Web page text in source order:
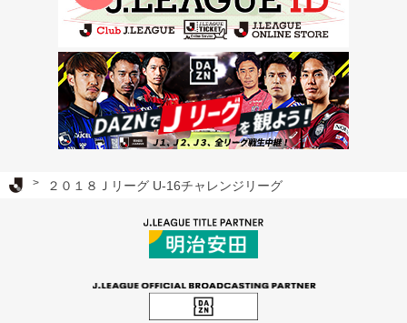
Ｊリーグ TOP
２０１８Ｊリーグ U-16チャレンジリーグ